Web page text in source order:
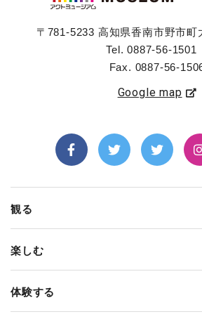
〒781-5233 高知県香南市野市町
Tel. 0887-56-1501
Fax. 0887-56-
Google map
観る
楽しむ
体験する